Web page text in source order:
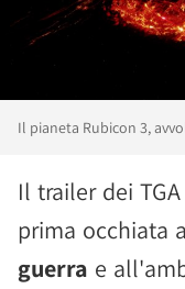
Il pianeta Rubicon 3,
Il trailer dei
prima occhiata
guerra e